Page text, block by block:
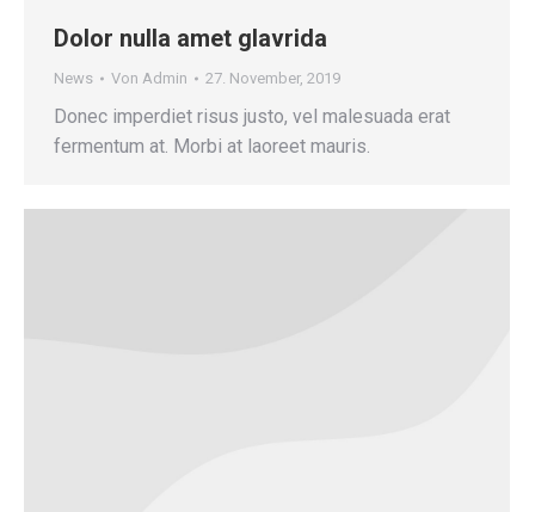
Dolor nulla amet glavrida
News Von Admin 27. November, 2019
Donec imperdiet risus justo, vel malesuada erat
fermentum at. Morbi at laoreet mauris.